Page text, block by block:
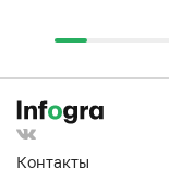
Контакты